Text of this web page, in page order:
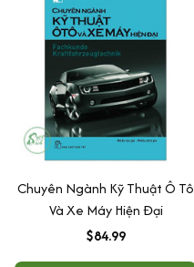
Chuyên Ngành Kỹ Thuật Ô Tô
Và Xe Máy Hiện Đại
$84.99